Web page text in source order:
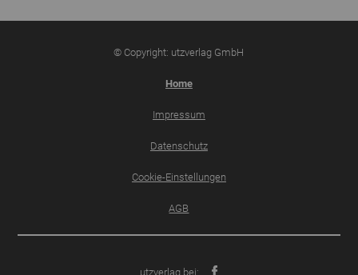
© Copyright: utzverlag GmbH
Home
Impressum
Datenschutz
Cookie-Einstellungen
AGB
utzverlag bei: